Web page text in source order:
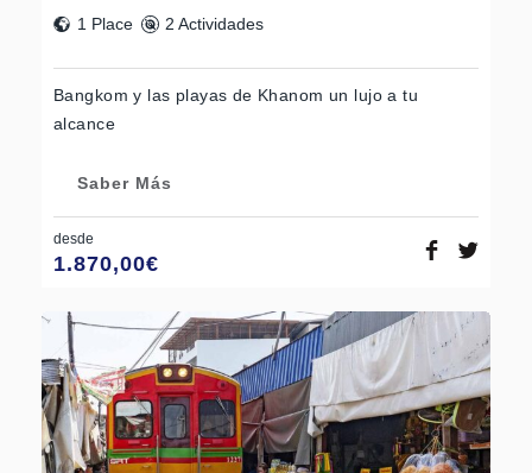
1 Place
2 Actividades
Bangkom y las playas de Khanom un lujo a tu
alcance
Saber Más
desde
1.870,00€